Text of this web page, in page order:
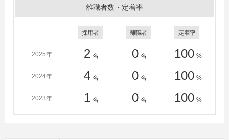
離職者数・定着率
採用者 離職者 定着率
2025年 2 名 0 名 100 %
2024年 4 名 0 名 100 %
2023年 1 名 0 名 100 %